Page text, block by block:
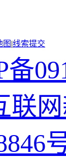
图 |线索提交
备
联